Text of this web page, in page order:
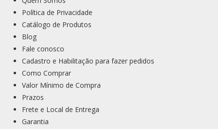
Política de Privacidade
Catálogo de Produtos
Blog
Fale conosco
Cadastro e Habilitação para fazer pedidos
Como Comprar
Valor Mínimo de Compra
Prazos
Frete e Local de Entrega
Garantia